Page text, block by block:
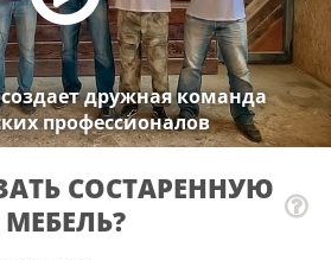
дружная команда
профессионалов
СОСТАРЕННУЮ
МЕБЕЛЬ?